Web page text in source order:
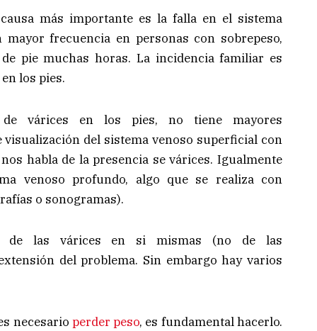
más importante es la falla en el sistema
frecuencia en personas con sobrepeso,
pie muchas horas. La incidencia familiar es
los pies.
várices en los pies, no tiene mayores
visualización del sistema venoso superficial con
habla de la presencia se várices. Igualmente
venoso profundo, algo que se realiza con
o sonogramas).
las várices en si mismas (no de las
del problema. Sin embargo hay varios
necesario perder peso, es fundamental hacerlo.